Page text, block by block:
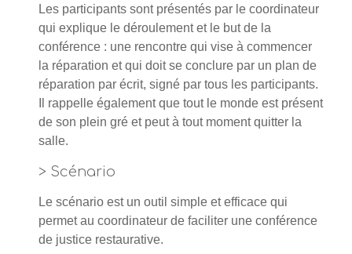
Les participants sont présentés par le coordinateur
qui explique le déroulement et le but de la
conférence : une rencontre qui vise à commencer
la réparation et qui doit se conclure par un plan de
réparation par écrit, signé par tous les participants.
Il rappelle également que tout le monde est présent
de son plein gré et peut à tout moment quitter la
salle.
> Scénario
Le scénario est un outil simple et efficace qui
permet au coordinateur de faciliter une conférence
de justice restaurative.